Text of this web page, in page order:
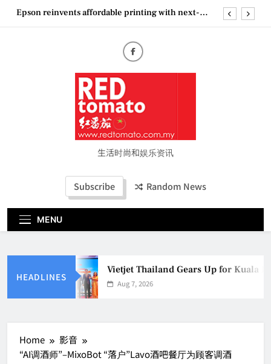
SkipEpson reinvents affordable printing with next-
“See Her Heal – 1,000 Untold Stories” 为马来西亚
妈妈提供分享剖腹产复原历程的空间
Vietjet Thailand Gears Up for Kuala Lumpur–
Bangkok Service Launch on9 October
Epson reinvents affordable printing with next-
generation EcoTank Series
Couture Fashion Week Malaysia 2026– Press
妈妈提供分享剖腹产复原历程的空间
生活时尚和娱乐资讯
Subscribe Random News
MENU
HEADLINES
Vietjet Thailand Gears Up for Kuala
Aug 7, 2026
Home
影音
“AI调酒师”–MixoBot “落户”Lavo酒吧餐厅为顾客调酒